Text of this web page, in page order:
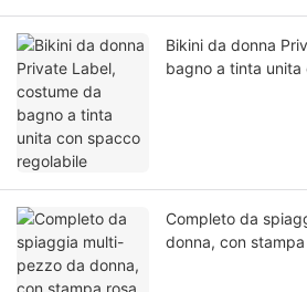
Bikini da donna
bagno a tinta
Completo da
donna, con stampa